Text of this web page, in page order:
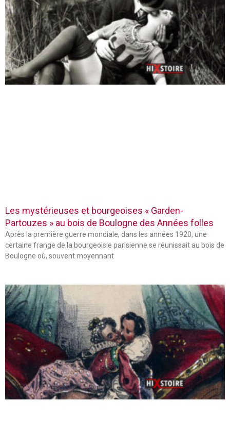
Les mystérieuses et bourgeoises « Garden-
Partouzes » au bois de Boulogne des Années folles
Après la première guerre mondiale, dans les années 1920, une
certaine frange de la bourgeoisie parisienne se réunissait au bois de
Boulogne où, souvent moyennant